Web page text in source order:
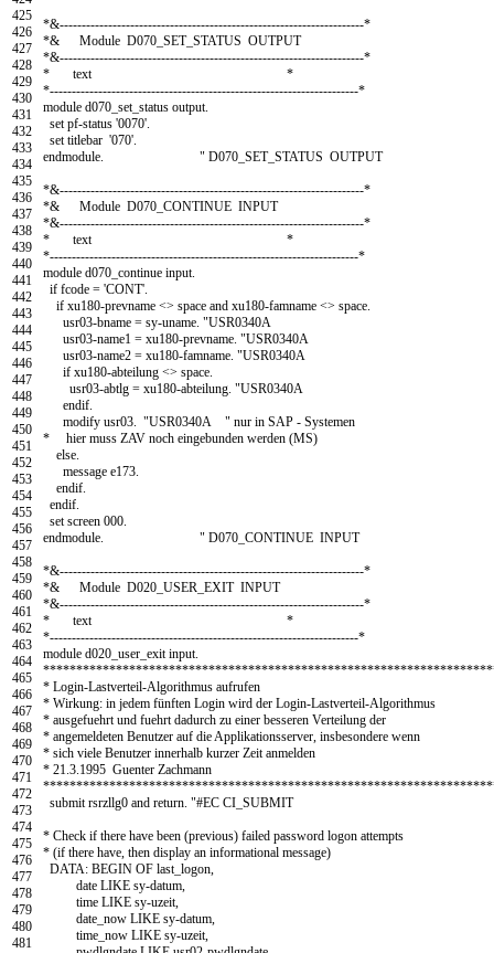
425
426
427
428
429
430
431
432
433
434
435
436
437
438
439
440
441
442
443
444
445
446
447
448
449
450
451
452
453
454
455
456
457
458
459
460
461
462
463
464
465
466
467
468
469
470
471
472
473
474
475
476
477
478
479
480
481
*&---------------------------------------------------------------------*
*& Module D070_SET_STATUS OUTPUT
*&---------------------------------------------------------------------*
* text *
*----------------------------------------------------------------------*
module d070 set status output
set pf-status '0070'
set titlebar '070'
endmodule
" D070_SET_STATUS OUTPUT
*&---------------------------------------------------------------------*
*& Module D070_CONTINUE INPUT
*&---------------------------------------------------------------------*
* text *
*----------------------------------------------------------------------*
module d070 continue input
if fcode = 'CONT'
if xu180-prevname <> space and xu180-famname <> space
usr03-bname = sy-uname "USR0340A
usr03-name1 = xu180-prevname "USR0340A
usr03-name2 = xu180-famname "USR0340A
if xu180-abteilung <> space
usr03-abtlg = xu180-abteilung "USR0340A
endif
modify usr03
"USR0340A " nur in SAP - Systemen
* hier muss ZAV noch eingebunden werden (MS)
else
message e173
endif
endif
set screen 000.
endmodule
" D070_CONTINUE INPUT
*&---------------------------------------------------------------------*
*& Module D020_USER_EXIT INPUT
*&---------------------------------------------------------------------*
* text *
*----------------------------------------------------------------------*
module d020 user exit input
* Login-Lastverteil-Algorithmus aufrufen
* Wirkung: in jedem fünften Login wird der Login-Lastverteil-Algorithmus
* ausgefuehrt und fuehrt dadurch zu einer besseren Verteilung der
* angemeldeten Benutzer auf die Applikationsserver, insbesondere wenn
* sich viele Benutzer innerhalb kurzer Zeit anmelden
* 21.3.1995 Guenter Zachmann
submit rsrzllg0 and return "#EC CI_SUBMIT
* Check if there have been (previous) failed password logon attempts
* (if there have, then display an informational message)
DATA: BEGIN OF last logon
date LIKE sy-datum
time LIKE sy-uzeit
date now LIKE sy-datum
time now LIKE sy-uzeit